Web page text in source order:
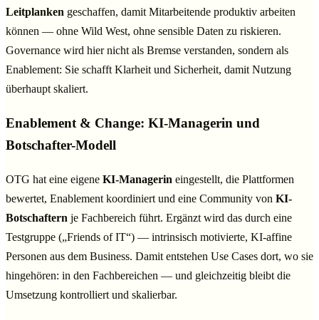
Leitplanken geschaffen, damit Mitarbeitende produktiv arbeiten
können — ohne Wild West, ohne sensible Daten zu riskieren.
Governance wird hier nicht als Bremse verstanden, sondern als
Enablement: Sie schafft Klarheit und Sicherheit, damit Nutzung
überhaupt skaliert.
Enablement & Change: KI-Managerin und
Botschafter-Modell
OTG hat eine eigene KI-Managerin eingestellt, die Plattformen
bewertet, Enablement koordiniert und eine Community von KI-
Botschaftern je Fachbereich führt. Ergänzt wird das durch eine
Testgruppe („Friends of IT“) — intrinsisch motivierte, KI-affine
Personen aus dem Business. Damit entstehen Use Cases dort, wo sie
hingehören: in den Fachbereichen — und gleichzeitig bleibt die
Umsetzung kontrolliert und skalierbar.